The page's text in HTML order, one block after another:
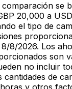
se
20,000 a
el tipo de
8/2026. Los
son
no incluir
de